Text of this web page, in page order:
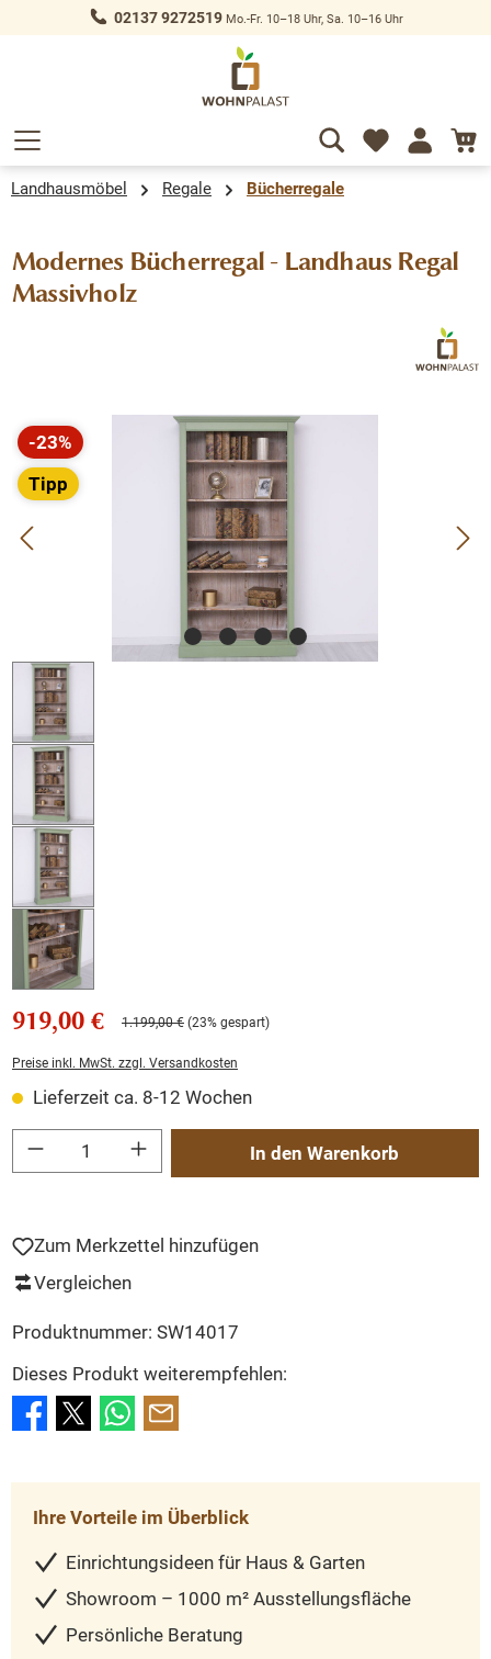
springen 02137 9272519Mo.-Fr. 10–18 Uhr, Sa. 10–16 Uhr
Landhausmöbel Regale Bücherregale
Modernes Bücherregal - Landhaus Regal
Massivholz
Bildergalerie überspringen
-23%
Rabatt
Tipp
919,00 € 1.199,00 € (23% gespart)
Preise inkl. MwSt. zzgl. Versandkosten
Lieferzeit ca. 8-12 Wochen
Produkt Anzahl: Gib den gewünschten Wert ein oder benutze die Schaltflächen
In den Warenkorb
Zum Merkzettel hinzufügen
Vergleichen
Produktnummer: SW14017
Dieses Produkt weiterempfehlen:
Ihre Vorteile im Überblick
Einrichtungsideen für Haus & Garten
Showroom – 1000 m² Ausstellungsfläche
Persönliche Beratung